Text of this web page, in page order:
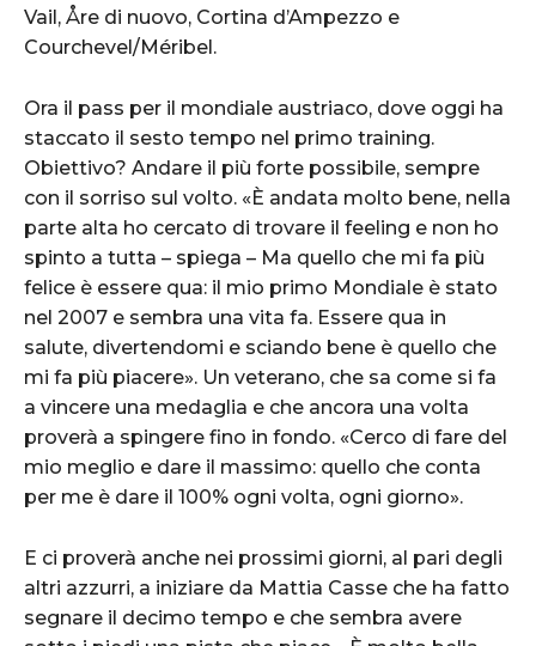
Vail, Åre di nuovo, Cortina d’Ampezzo e
Courchevel/Méribel.
Ora il pass per il mondiale austriaco, dove oggi ha
staccato il sesto tempo nel primo training.
Obiettivo? Andare il più forte possibile, sempre
con il sorriso sul volto. «È andata molto bene, nella
parte alta ho cercato di trovare il feeling e non ho
spinto a tutta – spiega – Ma quello che mi fa più
felice è essere qua: il mio primo Mondiale è stato
nel 2007 e sembra una vita fa. Essere qua in
salute, divertendomi e sciando bene è quello che
mi fa più piacere». Un veterano, che sa come si fa
a vincere una medaglia e che ancora una volta
proverà a spingere fino in fondo. «Cerco di fare del
mio meglio e dare il massimo: quello che conta
per me è dare il 100% ogni volta, ogni giorno».
E ci proverà anche nei prossimi giorni, al pari degli
altri azzurri, a iniziare da Mattia Casse che ha fatto
segnare il decimo tempo e che sembra avere